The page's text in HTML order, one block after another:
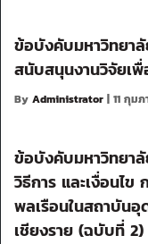
ข้อบังคับมหาวิทยา
สนับสนุนงานวิจัยเ
By Administrator | 11 กุม
ข้อบังคับมหาวิทยา
วิธีการ และเงื่อนไข
พลเรือนในสถาบัน
เชียงราย (ฉบับที่